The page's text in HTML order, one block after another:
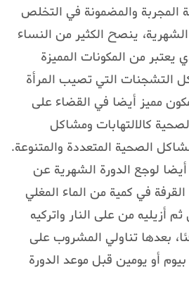
المجربة والمضمونة في التخلص
ينصح الكثير من النساء
يعتبر من المكونات المميزة
التشجنات التي تصيب المرأة
مميز أيضا في القضاء على
كالالتهابات ومشاكل
الصحية المتعددة والمتنوعة.
لوجع الدورة الشهرية عن
في كمية من الماء المغلي
لمدة 5 دقائق ثم أزيليه من على النار واتركيه
بعدها تناولي المشروب على
بيوم أو يومين قبل موعد الدورة